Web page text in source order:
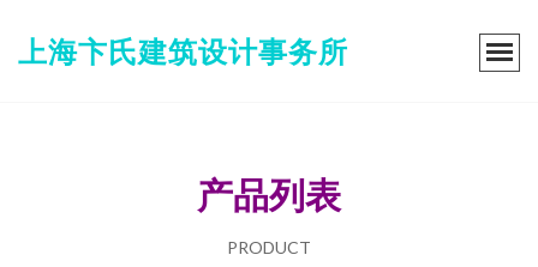
上海卞氏建筑设计事务所
产品列表
PRODUCT